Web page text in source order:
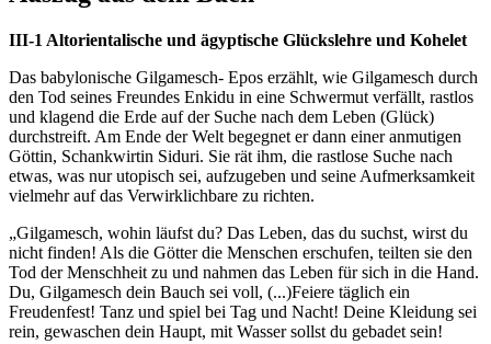
III-1 Altorientalische und ägyptische Glückslehre und Kohelet
Das babylonische Gilgamesch- Epos erzählt, wie Gilgamesch durch
den Tod seines Freundes Enkidu in eine Schwermut verfällt, rastlos
und klagend die Erde auf der Suche nach dem Leben (Glück)
durchstreift. Am Ende der Welt begegnet er dann einer anmutigen
Göttin, Schankwirtin Siduri. Sie rät ihm, die rastlose Suche nach
etwas, was nur utopisch sei, aufzugeben und seine Aufmerksamkeit
vielmehr auf das Verwirklichbare zu richten.
„Gilgamesch, wohin läufst du? Das Leben, das du suchst, wirst du
nicht finden! Als die Götter die Menschen erschufen, teilten sie den
Tod der Menschheit zu und nahmen das Leben für sich in die Hand.
Du, Gilgamesch dein Bauch sei voll, (...)Feiere täglich ein
Freudenfest! Tanz und spiel bei Tag und Nacht! Deine Kleidung sei
rein, gewaschen dein Haupt, mit Wasser sollst du gebadet sein!